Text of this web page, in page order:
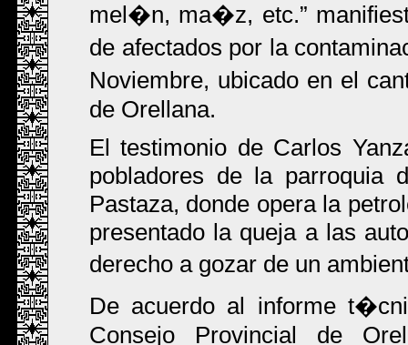
mel�n, ma�z, etc.
de afectados por la
Noviembre, ubicado en el
de Orellana.
El testimonio de Carlos
pobladores de la parroquia
Pastaza, donde opera la
presentado la queja a las
derecho a gozar de un
De acuerdo al informe
Consejo Provincial de